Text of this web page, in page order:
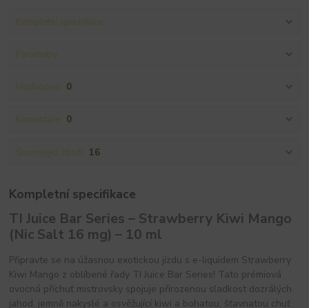
Kompletní specifikace
Parametry
Hodnocení 0
Komentáře 0
Související zboží 16
Kompletní specifikace
TI Juice Bar Series – Strawberry Kiwi Mango
(Nic Salt 16 mg) – 10 ml
Připravte se na úžasnou exotickou jízdu s e-liquidem Strawberry
Kiwi Mango z oblíbené řady TI Juice Bar Series! Tato prémiová
ovocná příchuť mistrovsky spojuje přirozenou sladkost dozrálých
jahod, jemně nakyslé a osvěžující kiwi a bohatou, šťavnatou chuť